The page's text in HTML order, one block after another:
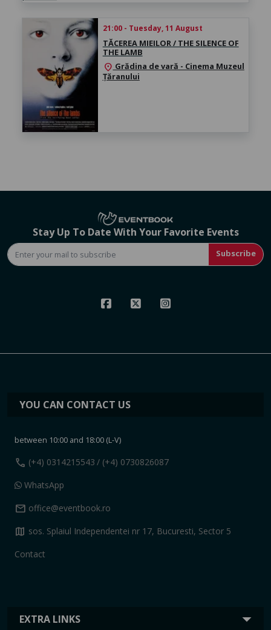
21:00 - Tuesday, 11 August
TĂCEREA MIEILOR / THE SILENCE OF
THE LAMB
location_on Grădina de vară - Cinema Muzeul
Țăranului
Stay Up To Date With Your Favorite Events
Subscribe
EXTRA LINKS
YOU CAN CONTACT US
between 10:00 and 18:00 (L-V)
call (+4) 0314215543 / (+4) 0730826087
WhatsApp
mail office@eventbook.ro
map sos. Splaiul Independentei nr 17, Bucuresti, Sector 5
Contact